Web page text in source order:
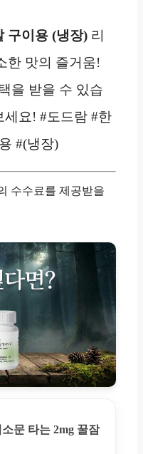
구이용 (냉장) 리
한 맛의 즐거움!
을 받을 수 있습
세요! #도드람 #한
#(냉장)
수수료를 제공받을
문 타는 2mg 꿀잠